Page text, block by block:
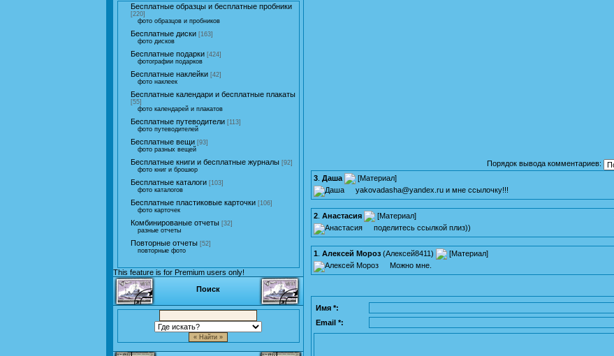
Бесплатные образцы и бесплатные пробники
[220]
фото образцов и пробников
Бесплатные диски [163]
фото дисков
Бесплатные подарки [424]
фотографии подарков
Бесплатные наклейки [42]
фото наклеек
Бесплатные календари и бесплатные плакаты
[55]
фото календарей и плакатов
Бесплатные путеводители [113]
фото путеводителей
Бесплатные вещи [93]
фото разных вещей
Бесплатные книги и бесплатные журналы [92]
фото книг и брошюр
Бесплатные каталоги [103]
фото каталогов
Бесплатные пластиковые карточки [106]
фото карточек
Комбинированые отчеты [32]
разные отчеты
Повторные отчеты [52]
повторные фото
This feature is for Premium users only!
Поиск
Порядок вывода комментариев:
3 Даша [Материал]
yakovadasha@yandex.ru и мне ссылочку!!!
2 Анастасия [Материал]
поделитесь ссылкой плиз))
1 Алексей Мороз (Алексей8411) [Материал]
Можно мне.
Имя *:
Email *: